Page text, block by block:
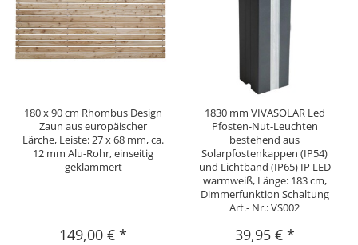
180 x 90 cm Rhombus Design
Zaun aus europäischer
Lärche, Leiste: 27 x 68 mm, ca.
12 mm Alu-Rohr, einseitig
geklammert
149,00 €*
1830 mm VIVASOLAR Led
Pfosten-Nut-Leuchten
bestehend aus
Solarpfostenkappen (IP54)
und Lichtband (IP65) IP LED
warmweiß, Länge: 183 cm,
Dimmerfunktion Schaltung
Art.- Nr.: VS002
39,95 € *